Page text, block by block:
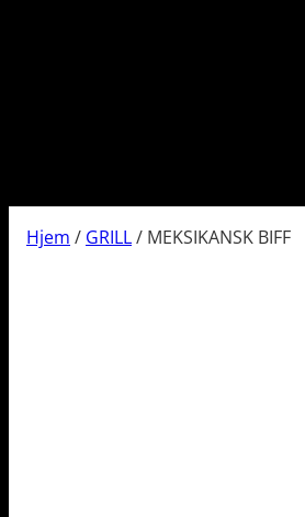
Hjem / GRILL/ MEKSIKANSK BIFF